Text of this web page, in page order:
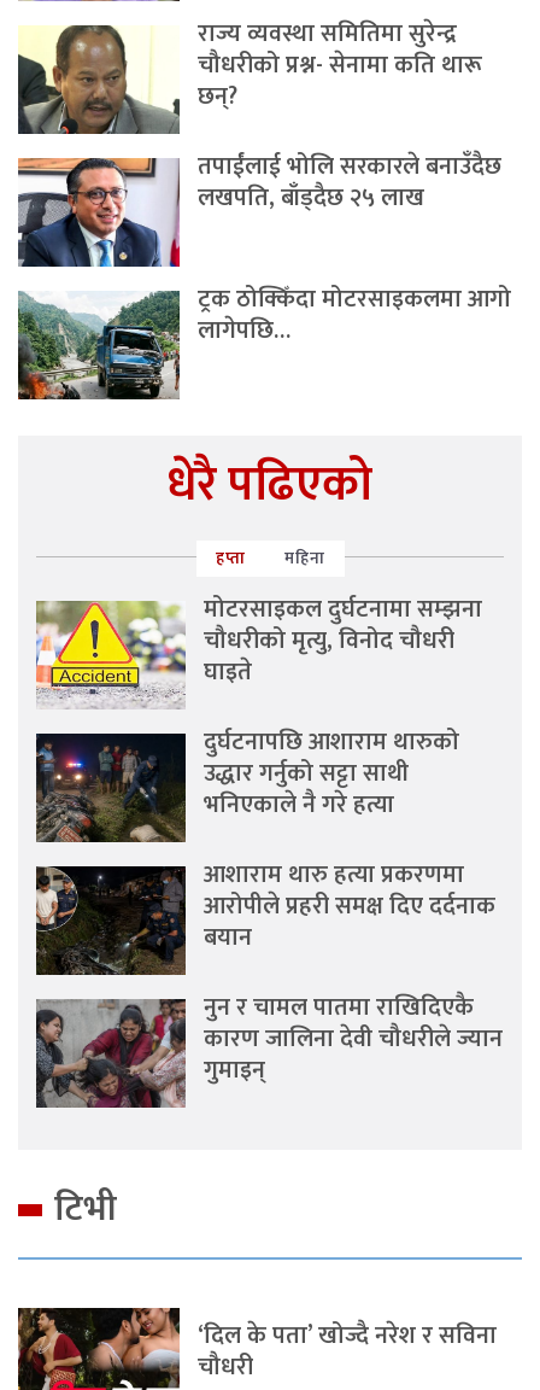
राज्य व्यवस्था समितिमा सुरेन्द्र
चौधरीको प्रश्न- सेनामा कति थारू
छन्?
तपाईंलाई भोलि सरकारले बनाउँदैछ
लखपति, बाँड्दैछ २५ लाख
ट्रक ठोक्किँदा मोटरसाइकलमा आगो
लागेपछि…
धेरै पढिएको
हप्ता महिना
मोटरसाइकल दुर्घटनामा सम्झना
चौधरीको मृत्यु, विनोद चौधरी
घाइते
दुर्घटनापछि आशाराम थारुको
उद्धार गर्नुको सट्टा साथी
भनिएकाले नै गरे हत्या
आशाराम थारु हत्या प्रकरणमा
आरोपीले प्रहरी समक्ष दिए दर्दनाक
बयान
नुन र चामल पातमा राखिदिएकै
कारण जालिना देवी चौधरीले ज्यान
गुमाइन्
टिभी
‘दिल के पता’ खोज्दै नरेश र सविना
चौधरी